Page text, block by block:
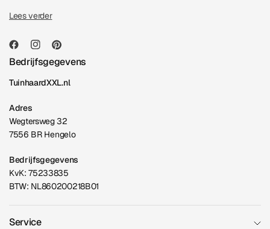
Lees verder
Bedrijfsgegevens
TuinhaardXXL.nl
Adres
Wegtersweg 32
7556 BR Hengelo
Bedrijfsgegevens
KvK: 75233835
BTW: NL860200218B01
Service